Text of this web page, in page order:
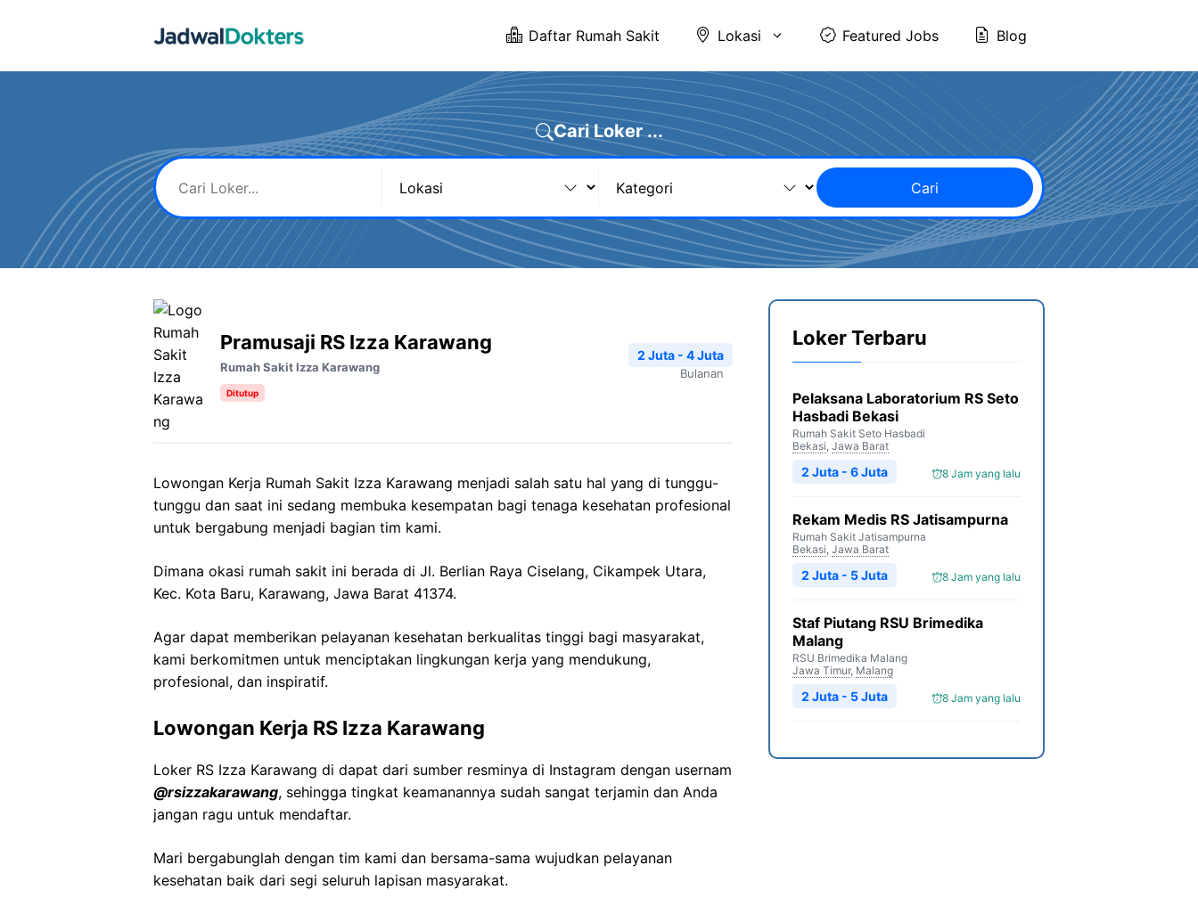
Daftar Rumah Sakit Lokasi Featured Jobs Blog
Cari Loker ...
Cari
Pramusaji RS Izza Karawang
Rumah Sakit Izza Karawang
Ditutup
2 Juta - 4 Juta
Bulanan
Lowongan Kerja Rumah Sakit Izza Karawang menjadi salah satu hal yang di tunggu-
tunggu dan saat ini sedang membuka kesempatan bagi tenaga kesehatan profesional
untuk bergabung menjadi bagian tim kami.
Dimana okasi rumah sakit ini berada di Jl. Berlian Raya Ciselang, Cikampek Utara,
Kec. Kota Baru, Karawang, Jawa Barat 41374.
Agar dapat memberikan pelayanan kesehatan berkualitas tinggi bagi masyarakat,
kami berkomitmen untuk menciptakan lingkungan kerja yang mendukung,
profesional, dan inspiratif.
Lowongan Kerja RS Izza Karawang
Loker RS Izza Karawang di dapat dari sumber resminya di Instagram dengan usernam
@rsizzakarawang, sehingga tingkat keamanannya sudah sangat terjamin dan Anda
jangan ragu untuk mendaftar.
Mari bergabunglah dengan tim kami dan bersama-sama wujudkan pelayanan
kesehatan baik dari segi seluruh lapisan masyarakat.
Loker Terbaru
Pelaksana Laboratorium RS Seto
Hasbadi Bekasi
Rumah Sakit Seto Hasbadi
Bekasi, Jawa Barat
8 Jam yang lalu
2 Juta - 6 Juta
Rekam Medis RS Jatisampurna
Rumah Sakit Jatisampurna
Bekasi, Jawa Barat
8 Jam yang lalu
2 Juta - 5 Juta
Staf Piutang RSU Brimedika
Malang
RSU Brimedika Malang
Jawa Timur, Malang
8 Jam yang lalu
2 Juta - 5 Juta